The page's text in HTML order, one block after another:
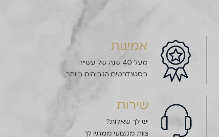
אמינות
מעל 40 שנה של עשייה
בסטנדרטים הגבוהים ביותר
שירות
יש לך שאלות?
צוות מקצועי ממתין לך